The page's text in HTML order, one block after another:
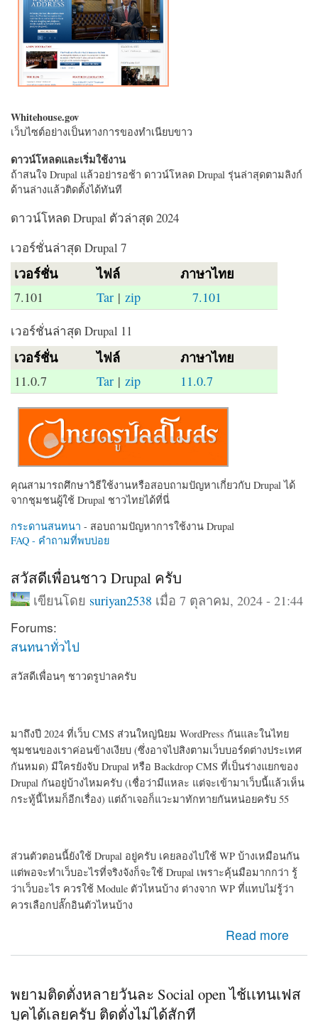
Whitehouse.gov
เว็บไซต์อย่างเป็นทางการของทำเนียบขาว
ดาวน์โหลดและเริ่มใช้งาน
ถ้าสนใจ Drupal แล้วอย่ารอช้า ดาวน์โหลด Drupal รุ่นล่าสุดตามลิงก์
ด้านล่างแล้วติดตั้งได้ทันที
ดาวน์โหลด Drupal ตัวล่าสุด 2024
เวอร์ชั่นล่าสุด Drupal 7
เวอร์ชั่น ไฟล์ ภาษาไทย
7.101 Tar |zip 7.101
เวอร์ชั่นล่าสุด Drupal 11
เวอร์ชั่น ไฟล์ ภาษาไทย
11.0.7 Tar | zip 11.0.7
คุณสามารถศึกษาวิธีใช้งานหรือสอบถามปัญหาเกี่ยวกับ Drupal ได้
จากชุมชนผู้ใช้ Drupal ชาวไทยได้ที่นี่
กระดานสนทนา - สอบถามปัญหาการใช้งาน Drupal
FAQ - คำถามที่พบบ่อย
สวัสดีเพื่อนชาว Drupal ครับ
เขียนโดย suriyan2538 เมื่อ 7 ตุลาคม, 2024 - 21:44
Forums:
สนทนาทั่วไป
สวัสดีเพื่อนๆ ชาวดรูปาลครับ
มาถึงปี 2024 ที่เว็บ CMS ส่วนใหญ่นิยม WordPress กันและในไทย
ชุมชนของเราค่อนข้างเงียบ (ซึ่งอาจไปสิงตามเว็บบอร์ดต่างประเทศ
กันหมด) มีใครยังจับ Drupal หรือ Backdrop CMS ที่เป็นร่างแยกของ
Drupal กันอยู่บ้างไหมครับ (เชื่อว่ามีแหละ แต่จะเข้ามาเว็บนี้แล้วเห็น
กระทู้นี้ไหมก็อีกเรื่อง) แต่ถ้าเจอก็แวะมาทักทายกันหน่อยครับ 55
ส่วนตัวตอนนี้ยังใช้ Drupal อยู่ครับ เคยลองไปใช้ WP บ้างเหมือนกัน
แต่พอจะทำเว็บอะไรที่จริงจังก็จะใช้ Drupal เพราะคุ้นมือมากกว่า รู้
ว่าเว็บอะไร ควรใช้ Module ตัวไหนบ้าง ต่างจาก WP ที่แทบไม่รู้ว่า
ควรเลือกปลั๊กอินตัวไหนบ้าง
Read more
พยามติดตั่งหลายวันละ Social open ไช้เเทนเฟส
บุคได้เลยครับ ติดตั่งไม่ได้สักที